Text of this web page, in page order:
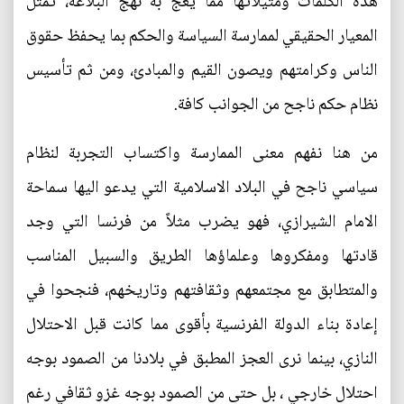
المعيار الحقيقي لممارسة السياسة والحكم بما يحفظ حقوق
الناس وكرامتهم ويصون القيم والمبادئ، ومن ثم تأسيس
نظام حكم ناجح من الجوانب كافة.
من هنا نفهم معنى الممارسة واكتساب التجربة لنظام
سياسي ناجح في البلاد الاسلامية التي يدعو اليها سماحة
الامام الشيرازي، فهو يضرب مثلاً من فرنسا التي وجد
قادتها ومفكروها وعلماؤها الطريق والسبيل المناسب
والمتطابق مع مجتمعهم وثقافتهم وتاريخهم، فنجحوا في
إعادة بناء الدولة الفرنسية بأقوى مما كانت قبل الاحتلال
النازي، بينما نرى العجز المطبق في بلادنا من الصمود بوجه
احتلال خارجي ، بل حتى من الصمود بوجه غزو ثقافي رغم